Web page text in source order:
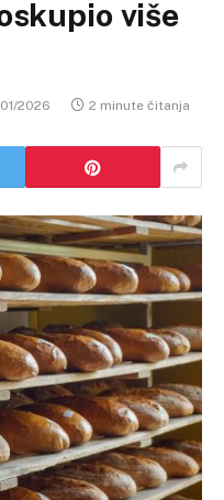
više
2026 2 minute čitanja